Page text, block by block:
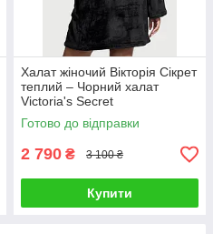
Халат жіночий Вікторія Сікрет
теплий – Чорний халат
Victoria's Secret
Готово до відправки
2 790 ₴ 3 100 ₴
Купити